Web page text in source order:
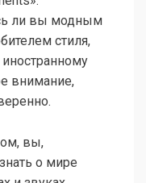
ли вы модным
стиля,
внимание,
вы,
о мире